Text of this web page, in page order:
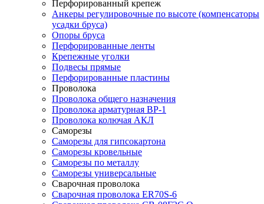
Перфорированный крепеж
Анкеры регулировочные по высоте (компенсаторы
усадки бруса)
Опоры бруса
Перфорированные ленты
Крепежные уголки
Подвесы прямые
Перфорированные пластины
Проволока
Проволока общего назначения
Проволока арматурная ВР-1
Проволока колючая АКЛ
Саморезы
Саморезы для гипсокартона
Саморезы кровельные
Саморезы по металлу
Саморезы универсальные
Сварочная проволока
Сварочная проволока ER70S-6